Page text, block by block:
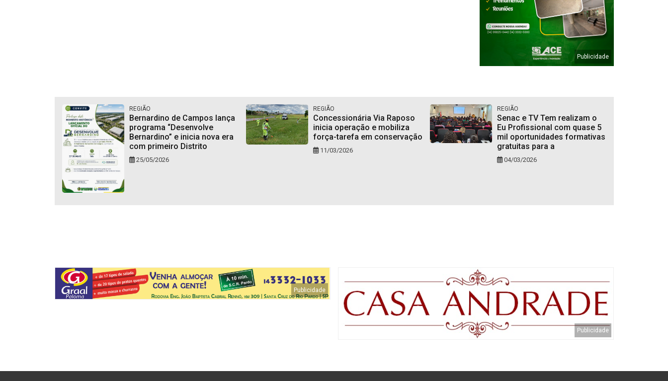
REGIÃO
Bernardino de Campos lança
programa “Desenvolve
Bernardino” e inicia nova era
com primeiro Distrito
25/05/2026
REGIÃO
Concessionária Via Raposo
inicia operação e mobiliza
força-tarefa em conservação
11/03/2026
REGIÃO
Senac e TV Tem realizam o
Eu Profissional com quase 5
mil oportunidades formativas
gratuitas para a
04/03/2026